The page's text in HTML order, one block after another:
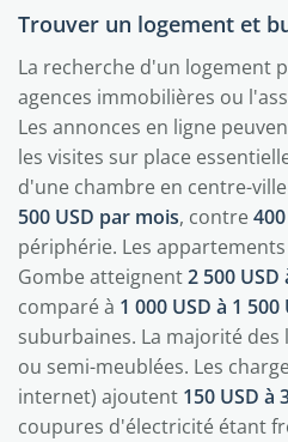
Trouver un logement et
La recherche d'un logement
agences immobilières ou
Les annonces en ligne
les visites sur place
d'une chambre en centre-
500 USD par mois, contre
périphérie. Les
Gombe atteignent2 500 USD
comparé à 1 000 USD à 1 500
suburbaines. La majorité
ou semi-meublées. Les
internet) ajoutent 150 USD à
coupures d'électricité étant